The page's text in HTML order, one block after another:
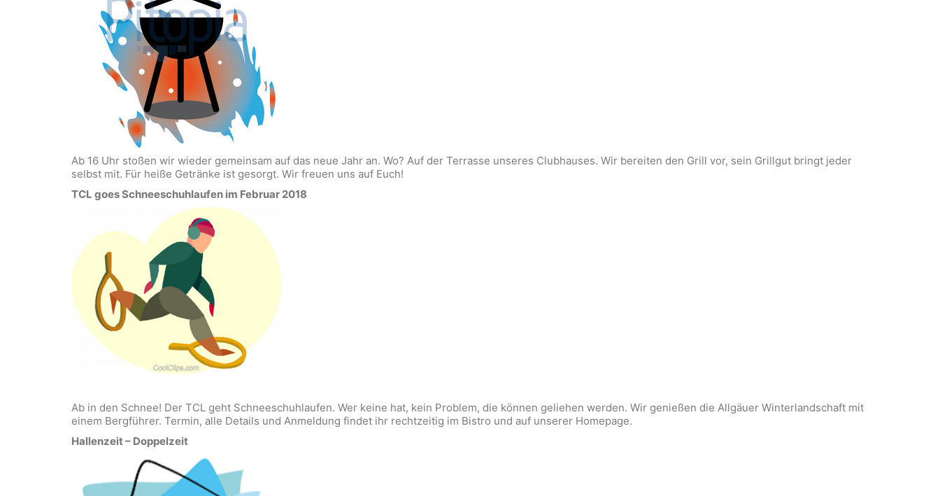
Ab 16 Uhr stoßen wir wieder gemeinsam auf das neue Jahr an. Wo? Auf der Terrasse unseres Clubhauses. Wir bereiten den Grill vor, sein Grillgut bringt jeder
selbst mit. Für heiße Getränke ist gesorgt. Wir freuen uns auf Euch!
TCL goes Schneeschuhlaufen im Februar 2018
Ab in den Schnee! Der TCL geht Schneeschuhlaufen. Wer keine hat, kein Problem, die können geliehen werden. Wir genießen die Allgäuer Winterlandschaft mit
einem Bergführer. Termin, alle Details und Anmeldung findet ihr rechtzeitig im Bistro und auf unserer Homepage.
Hallenzeit – Doppelzeit